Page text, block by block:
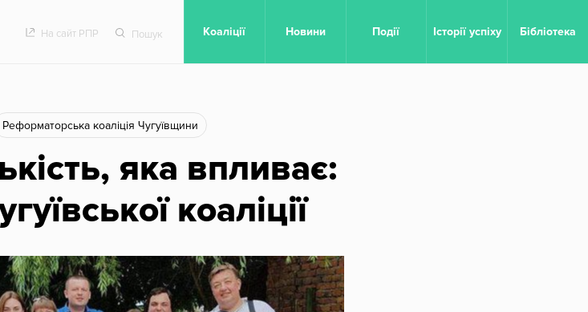
На сайт РПР Пошук Коаліції Новини Події Історії успіху Бібліотека
Реформаторська коаліція Чугуївщини
яка впливає:
коаліції